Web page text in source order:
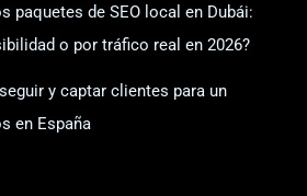
paquetes de SEO local en Dubái:
o por tráfico real en 2026?
y captar clientes para un
en España